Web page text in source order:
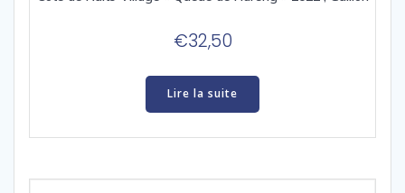
€32,50
Lire la suite